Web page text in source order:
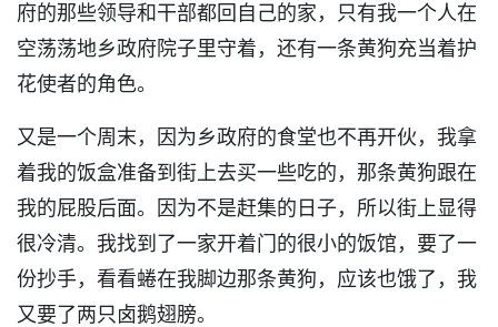
府的那些领导和干部都回自己的家，只有我一个人在
空荡荡地乡政府院子里守着，还有一条黄狗充当着护
花使者的角色。
又是一个周末，因为乡政府的食堂也不再开伙，我拿
着我的饭盒准备到街上去买一些吃的，那条黄狗跟在
我的屁股后面。因为不是赶集的日子，所以街上显得
很冷清。我找到了一家开着门的很小的饭馆，要了一
份抄手，看看蜷在我脚边那条黄狗，应该也饿了，我
又要了两只卤鹅翅膀。